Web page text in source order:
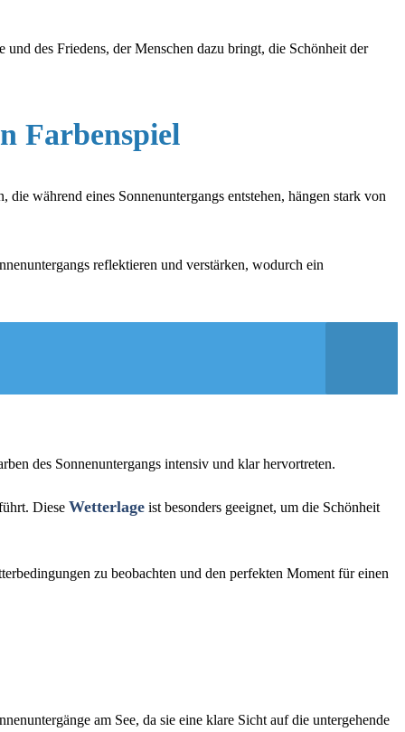
des Friedens, der Menschen dazu bringt, die Schönheit der
Farbenspiel
während eines Sonnenuntergangs entstehen, hängen stark von
reflektieren und verstärken, wodurch ein
des Sonnenuntergangs intensiv und klar hervortreten.
Diese Wetterlage ist besonders geeignet, um die Schönheit
zu beobachten und den perfekten Moment für einen
am See, da sie eine klare Sicht auf die untergehende